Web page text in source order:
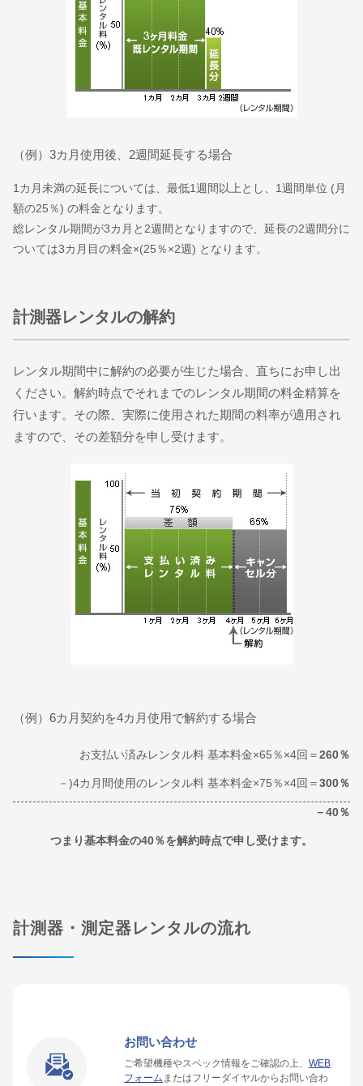
（例）3カ月使用後、2週間延長する場合
1カ月未満の延長については、最低1週間以上とし、1週間単位 (月
額の25％) の料金となります。
総レンタル期間が3カ月と2週間となりますので、延長の2週間分に
ついては3カ月目の料金×(25％×2週) となります。
計測器レンタルの解約
レンタル期間中に解約の必要が生じた場合、直ちにお申し出
ください。解約時点でそれまでのレンタル期間の料金精算を
行います。その際、実際に使用された期間の料率が適用され
ますので、その差額分を申し受けます。
（例）6カ月契約を4カ月使用で解約する場合
お支払い済みレンタル料 基本料金×65％×4回＝260％
－)4カ月間使用のレンタル料 基本料金×75％×4回＝300％
－40％
つまり基本料金の40％を解約時点で申し受けます。
計測器・測定器レンタルの流れ
お問い合わせ
ご希望機種やスペック情報をご確認の上、 WEB
フォーム またはフリーダイヤルからお問い合わ